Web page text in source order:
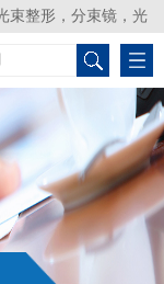
束整形，分束镜，光